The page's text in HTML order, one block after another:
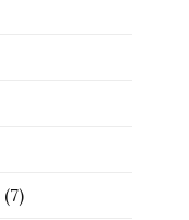
(7)